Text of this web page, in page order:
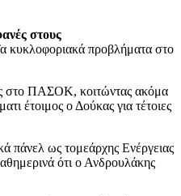
στους
κυκλοφοριακά προβλήματα στο
στο ΠΑΣΟΚ, κοιτώντας ακόμα
έτοιμος ο Δούκας για τέτοιες
πάνελ ως τομεάρχης Ενέργειας
ότι ο Ανδρουλάκης